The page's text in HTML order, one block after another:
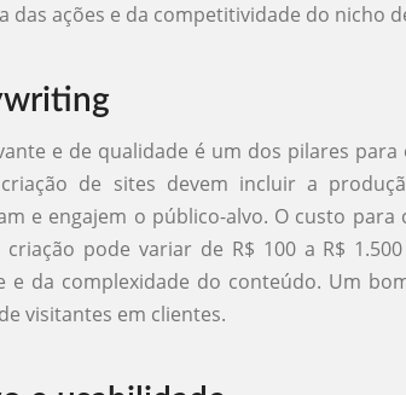
das ações e da competitividade do nicho
e de qualidade é um dos pilares para
de sites devem incluir a
e engajem o público-alvo. O custo
pode variar de R$ 100 a R$
e da complexidade do conteúdo. Um
visitantes em clientes.